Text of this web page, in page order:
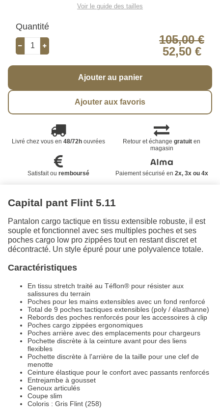
Voir le guide des tailles
Quantité
105,00 €
52,50 €
Ajouter au panier
Ajouter aux favoris
Livré chez vous en 48/72houvrées Retour et échangegratuit en
magasin
Satisfait ou remboursé Paiement sécurisé en 2x, 3x ou 4x
Capital pant Flint 5.11
Pantalon cargo tactique en tissu extensible robuste, il est
souple et fonctionnel avec ses multiples poches et ses
poches cargo low pro zippées tout en restant discret et
décontracté. Un style épuré pour une polyvalence totale.
Caractéristiques
En tissu stretch traité au Téflon® pour résister aux
salissures du terrain
Poches pour les mains extensibles avec un fond renforcé
Total de 9 poches tactiques extensibles (poly / élasthanne)
Rebords des poches renforcés pour les accessoires à clip
Poches cargo zippées ergonomiques
Poches arrière avec des emplacements pour chargeurs
Pochette discrète à la ceinture avant pour des liens
flexibles
Pochette discrète à l'arrière de la taille pour une clef de
menotte
Ceinture élastique pour le confort avec passants renforcés
Entrejambe à gousset
Genoux articulés
Coupe slim
Coloris : Gris Flint (258)